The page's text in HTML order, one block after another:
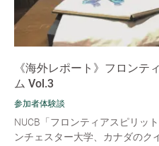
《海外レポート》フロンテ
ム Vol.3
参加者体験談
NUCB「フロンティアスピリッ
ンチェスター大学、カナダのク